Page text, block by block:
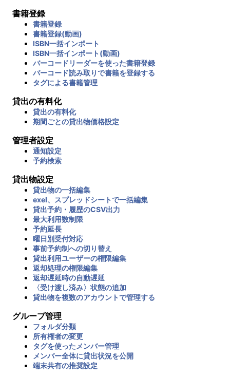
書籍登録
書籍登録
書籍登録(動画)
ISBN一括インポート
ISBN一括インポート(動画)
バーコードリーダーを使った書籍登録
バーコード読み取りで書籍を登録する
タグによる書籍管理
貸出の有料化
貸出の有料化
期間ごとの貸出物価格設定
管理者設定
通知設定
予約検索
貸出物設定
貸出物の一括編集
exel、スプレッドシートで一括編集
貸出予約・履歴のCSV出力
最大利用数制限
予約延長
曜日別受付対応
事前予約制への切り替え
貸出利用ユーザーの権限編集
返却処理の権限編集
返却遅延時の自動遅延
〈受け渡し済み〉状態の追加
貸出物を複数のアカウントで管理する
グループ管理
フォルダ分類
所有権者の変更
タグを使ったメンバー管理
メンバー全体に貸出状況を公開
端末共有の推奨設定